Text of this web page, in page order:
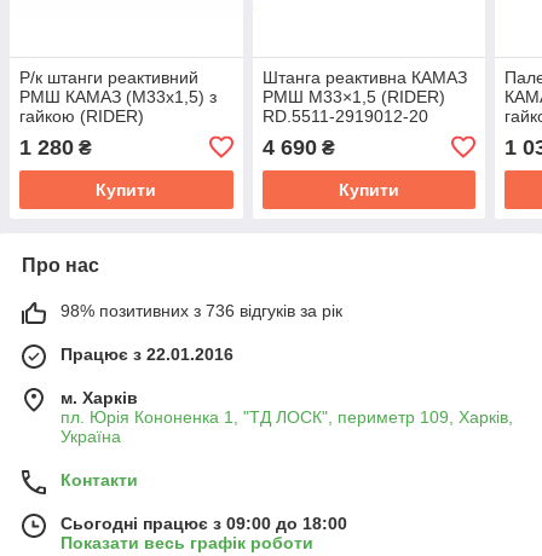
Р/к штанги реактивний
РМШ КАМАЗ (М33х1,5) з
гайкою (RIDER)
1 280 ₴
Купити
Штанга реактивна КАМАЗ
РМШ М33×1,5 (RIDER)
RD.5511-2919012-20
4 690₴
Купити
1
Про нас
98% позитивних з 736 відгуків за рік
Працює з 22.01.2016
м. Харків
пл. Юрія Кононенка 1, "ТД ЛОСК", периметр 109, Харків,
Україна
Контакти
Сьогодні працює з 09:00 до 18:00
Показати весь графік роботи